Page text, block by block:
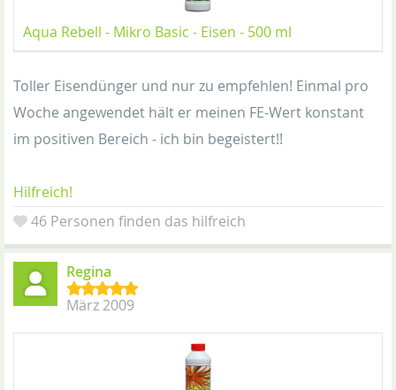
Aqua Rebell - Mikro Basic - Eisen - 500 ml
Toller Eisendünger und nur zu empfehlen! Einmal pro
Woche angewendet hält er meinen FE-Wert konstant
im positiven Bereich - ich bin begeistert!!
Hilfreich!
46 Personen finden das hilfreich
Regina
März 2009